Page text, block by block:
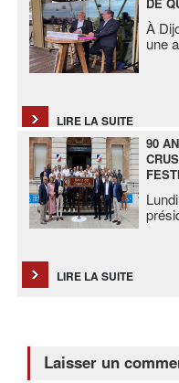
À
une
LIRE LA SUITE
90
LIRE LA SUITE
Laisser un